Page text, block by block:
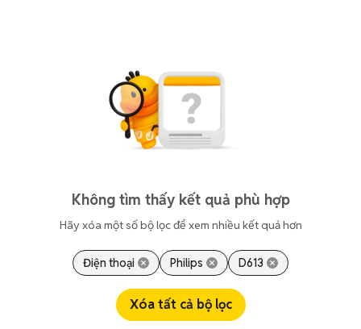
Không tìm thấy kết quả phù hợp
Hãy xóa một số bộ lọc để xem nhiều kết quả hơn
Điện thoại Philips D613
Xóa tất cả bộ lọc